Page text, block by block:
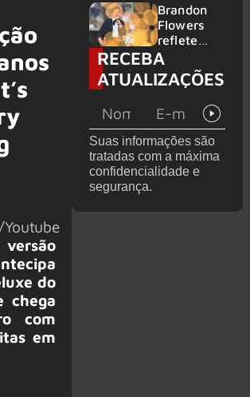
do
chega
com
em
am Ring
2026
membros
do GHOST
e KORN
Brandon
Flowers
reflete
sobre o
futuro e
levanta
de de
deixar os
palcos
RECEBA
ATUALIZAÇÕES
Suas informações são
tratadas com a máxima
confidencialidade e
segurança.